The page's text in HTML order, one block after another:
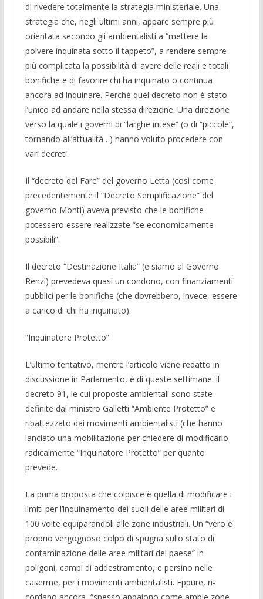
di rivedere total­mente la strategia ministeriale. Una
strate­gia che, negli ultimi anni, appare sempre più
orientata secondo gli ambientalisti a “mettere la
polvere inquinata sotto il tap­peto”, a rendere sempre
più complicata la possibilità di avere delle reali e totali
bo­nifiche e di favorire chi ha inquinato o continua
ancora ad inquinare. Perché quel decreto non è stato
l’unico ad andare nella stessa direzione. Una direzione
verso la quale i governi di “larghe intese” (o di “piccole”,
tornando all’attualità…) hanno voluto procedere con
vari decreti.
Il “de­creto del Fare” del governo Letta (così come
precedentemente il “Decreto Sem­plificazione” del
governo Monti) ave­va previsto che le bonifiche
potessero es­sere realizzate “se economicamente
possi­bili”.
Il decreto “Destinazione Italia” (e siamo al Governo
Renzi) prevedeva quasi un condono, con finanziamenti
pubblici per le bonifiche (che dovrebbero, invece, es­sere
a carico di chi ha inquinato).
“Inquinatore Protetto”
L’ultimo tentativo, mentre l’articolo viene redatto in
discussione in Parlamen­to, è di queste settimane: il
decreto 91, le cui proposte ambientali sono state
definite dal ministro Galletti “Ambiente Protetto” e
ribattezzato dai movimenti ambientalisti (che hanno
lanciato una mobilitazione per chiedere di modificarlo
radicalmente “In­quinatore Protetto” per quanto
prevede.
La prima proposta che colpisce è quella di modificare i
limiti per l’inquinamento dei suoli delle aree militari di
100 volte equiparandoli alle zone industriali. Un “vero e
proprio vergognoso colpo di spu­gna sullo stato di
contaminazione delle aree militari del paese” in
poligoni, campi di addestramento, e persino nelle
caserme, per i movimenti ambientalisti. Eppure, ri­